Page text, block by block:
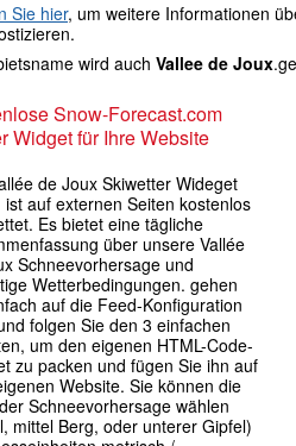
Sie hier, um weitere Informationen
wird auch Vallee de Joux
Snow-Forecast.com
Widget für Ihre Website
de Joux Skiwetter Wideget
ist auf externen Seiten kostenlos
Es bietet eine tägliche
über unsere Vallée
Schneevorhersage und
Wetterbedingungen. gehen
auf die Feed-Konfiguration
folgen Sie den 3 einfachen
um den eigenen HTML-Code-
zu packen und fügen Sie ihn auf
Website. Sie können die
Schneevorhersage wählen
mittel Berg, oder unterer Gipfel)